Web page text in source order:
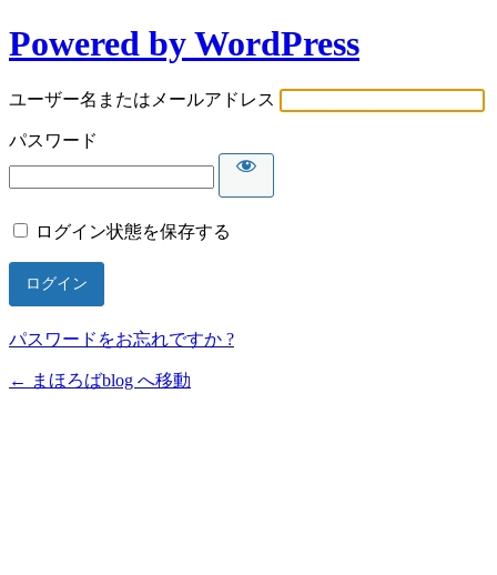
Powered by WordPress
ユーザー名またはメールアドレス
パスワード
ログイン状態を保存する
パスワードをお忘れですか ?
← まほろばblog へ移動